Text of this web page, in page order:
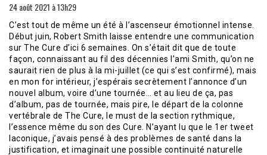
24 août 2021 à 13h29
C’est tout de même un été à l’ascenseur émotionnel intense.
Début juin, Robert Smith laisse entendre une communication
sur The Cure d’ici 6 semaines. On s’était dit que de toute
façon, connaissant au fil des décennies l’ami Smith, qu’on ne
saurait rien de plus à la mi-juillet (ce qui s’est confirmé), mais
en mon for intérieur, j’espérais secrètement l’annonce d’un
nouvel album, voire d’une tournée… et au lieu de ça, pas
d’album, pas de tournée, mais pire, le départ de la colonne
vertébrale de The Cure, le must de la section rythmique,
l’essence même du son des Cure. N’ayant lu que le 1er tweet
laconique, j’avais pensé à des problèmes de santé dans la
justification, et imaginait une possible continuité naturelle